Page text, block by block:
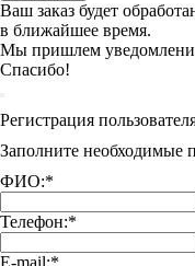
Ваш заказ будет
в ближайшее время.
Мы пришлем
Спасибо!
Регистрация
Заполните необходимые
ФИО:*
Телефон:*
E-mail:*